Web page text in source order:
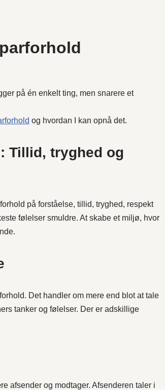
på én enkelt ting, men snarere et
og hvordan I kan opnå det.
Tillid, tryghed og
på forståelse, tillid, tryghed, respekt
følelser smuldre. At skabe et miljø, hvor
Det handler om mere end blot at tale
tanker og følelser. Der er adskillige
afsender og modtager. Afsenderen taler i